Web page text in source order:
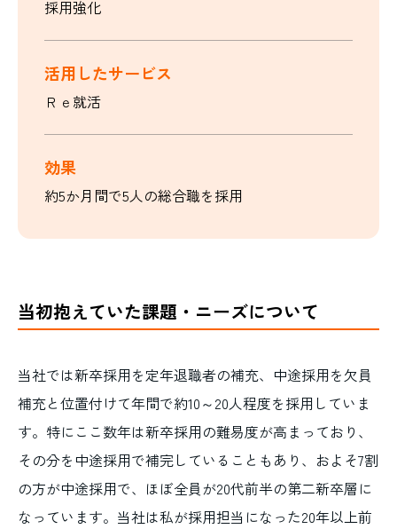
採用強化
活用したサービス
Ｒｅ就活
効果
約5か月間で5人の総合職を採用
当初抱えていた課題・ニーズについて
当社では新卒採用を定年退職者の補充、中途採用を欠員
補充と位置付けて年間で約10～20人程度を採用していま
す。特にここ数年は新卒採用の難易度が高まっており、
その分を中途採用で補完していることもあり、およそ7割
の方が中途採用で、ほぼ全員が20代前半の第二新卒層に
なっています。当社は私が採用担当になった20年以上前